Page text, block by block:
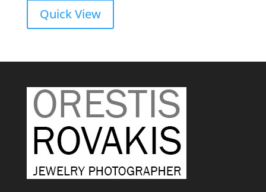
€1,00
through
Quick View